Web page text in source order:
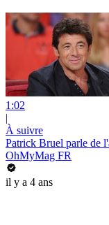
1:02
|
À suivre
Patrick Bruel parle de
OhMyMag FR
il y a 4 ans